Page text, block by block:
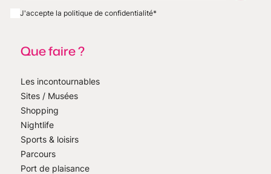
J'accepte la politique de confidentialité*
Que faire ?
Les incontournables
Sites / Musées
Shopping
Nightlife
Sports & loisirs
Parcours
Port de plaisance